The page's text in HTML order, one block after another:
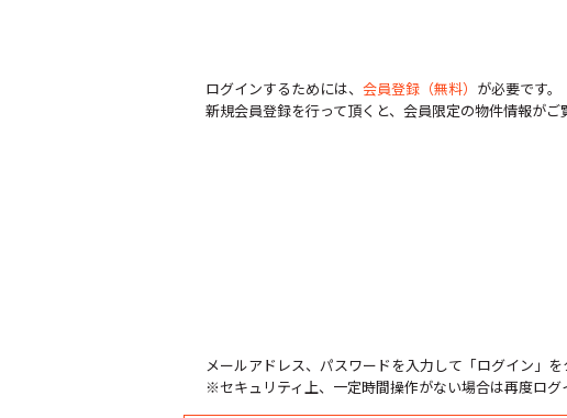
ログインするためには、 会員登録（無料） が必要です。
新規会員登録を行って頂くと、会員限定の物件情報が
メールアドレス、パスワードを入力して「ログイン」を
※セキュリティ上、一定時間操作がない場合は再度ログ